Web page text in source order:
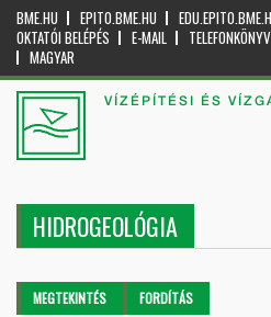
BME.HU EPITO.BME.HU
OKTATÓI BELÉPÉS
E-MAIL TELEFONKÖNYV
MAGYAR
VÍZÉPÍTÉSI ÉS
HIDROGEOLÓGIA
Elsődleges fülek
MEGTEKINTÉS (AKTÍVFORDÍTÁS